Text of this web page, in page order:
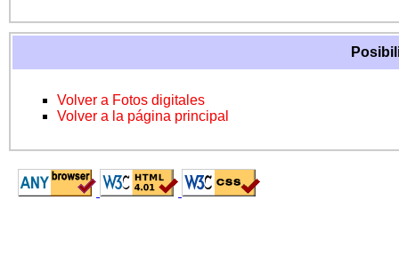
Volver a Fotos digitales
Volver a la página principal